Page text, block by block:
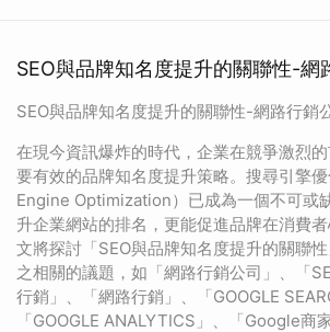
SEO與品牌知名度提升的關聯性-網
SEO與品牌知名度提升的關聯性-網路行銷
在現今資訊爆炸的時代，企業在競爭激烈
要有效的品牌知名度提升策略。搜尋引擎
Engine Optimization）已成為一個不可或
升企業網站的排名，更能促進品牌在消費
文將探討「SEO與品牌知名度提升的關聯
之相關的議題，如「網路行銷公司」、「
行銷」、「網路行銷」、「GOOGLE
「GOOGLE ANALYTICS」、「Google商